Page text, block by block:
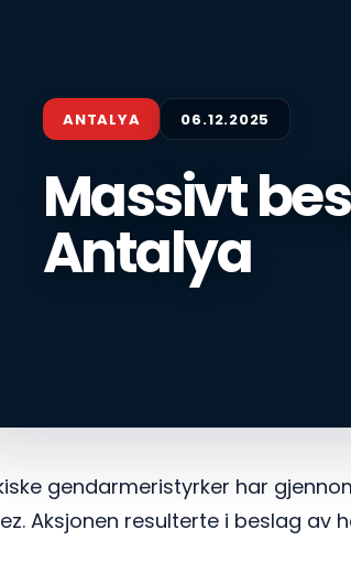
ANTALYA 06.12.2025
Massivt
Antalya
gendarmeristyrker har
Aksjonen resulterte i beslag av